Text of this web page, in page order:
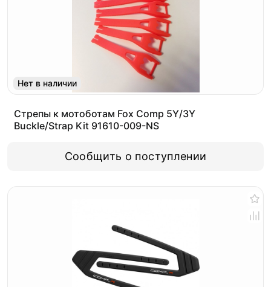
Нет в наличии
Стрепы к мотоботам Fox Comp 5Y/3Y
Buckle/Strap Kit 91610-009-NS
Сообщить о поступлении